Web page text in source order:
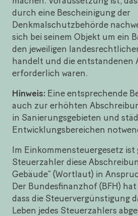
durch eine Bescheinigung der
Denkmalschutzbehörde
sich bei seinem Objekt um ein
den jeweiligen
handelt und die entstandenen
erforderlich waren.
Hinweis: Eine entsprechende
auch zur erhöhten
in Sanierungsgebieten und
Entwicklungsbereichen
Im Einkommensteuergesetz ist
Steuerzahler diese
Gebäude“ (Wortlaut) in
Der Bundesfinanzhof (BFH)
dass die Steuervergünstigung
Leben jedes Steuerzahlers